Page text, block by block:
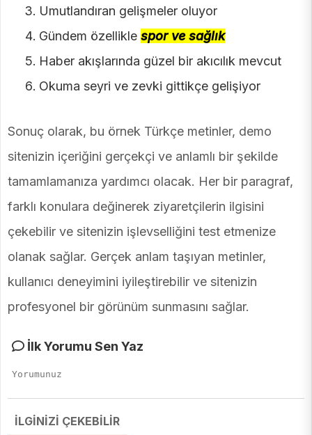
Umutlandıran gelişmeler oluyor
Gündem özellikle spor ve sağlık
Haber akışlarında güzel bir akıcılık mevcut
Okuma seyri ve zevki gittikçe gelişiyor
Sonuç olarak, bu örnek Türkçe metinler, demo
sitenizin içeriğini gerçekçi ve anlamlı bir şekilde
tamamlamanıza yardımcı olacak. Her bir paragraf,
farklı konulara değinerek ziyaretçilerin ilgisini
çekebilir ve sitenizin işlevselliğini test etmenize
olanak sağlar. Gerçek anlam taşıyan metinler,
kullanıcı deneyimini iyileştirebilir ve sitenizin
profesyonel bir görünüm sunmasını sağlar.
İlk Yorumu Sen Yaz
İLGİNİZİ ÇEKEBİLİR